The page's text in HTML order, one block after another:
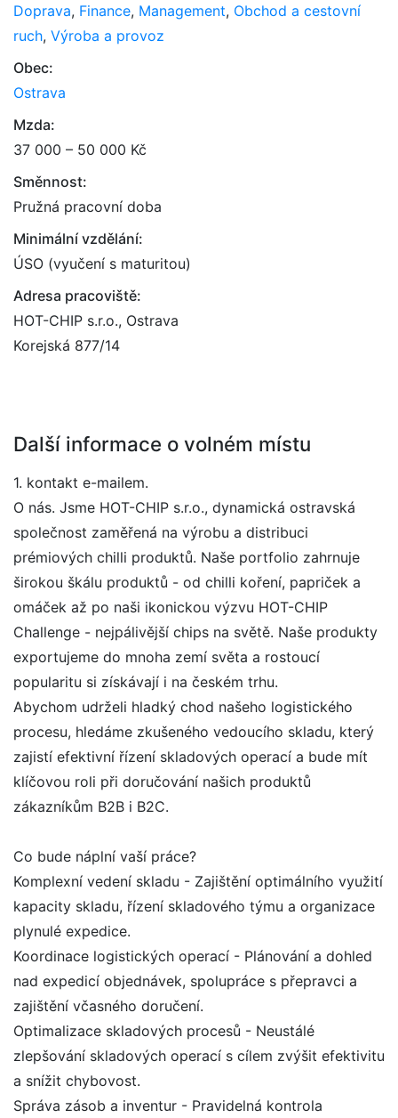
Doprava, Finance, Management, Obchod a cestovní
ruch, Výroba a provoz
Obec:
Ostrava
Mzda:
37 000 – 50 000 Kč
Směnnost:
Pružná pracovní doba
Minimální vzdělání:
ÚSO (vyučení s maturitou)
Adresa pracoviště:
HOT-CHIP s.r.o., Ostrava
Korejská 877/14
Další informace o volném místu
1. kontakt e-mailem.
O nás. Jsme HOT-CHIP s.r.o., dynamická ostravská
společnost zaměřená na výrobu a distribuci
prémiových chilli produktů. Naše portfolio zahrnuje
širokou škálu produktů - od chilli koření, papriček a
omáček až po naši ikonickou výzvu HOT-CHIP
Challenge - nejpálivější chips na světě. Naše produkty
exportujeme do mnoha zemí světa a rostoucí
popularitu si získávají i na českém trhu.
Abychom udrželi hladký chod našeho logistického
procesu, hledáme zkušeného vedoucího skladu, který
zajistí efektivní řízení skladových operací a bude mít
klíčovou roli při doručování našich produktů
zákazníkům B2B i B2C.
Co bude náplní vaší práce?
Komplexní vedení skladu - Zajištění optimálního využití
kapacity skladu, řízení skladového týmu a organizace
plynulé expedice.
Koordinace logistických operací - Plánování a dohled
nad expedicí objednávek, spolupráce s přepravci a
zajištění včasného doručení.
Optimalizace skladových procesů - Neustálé
zlepšování skladových operací s cílem zvýšit efektivitu
a snížit chybovost.
Správa zásob a inventur - Pravidelná kontrola